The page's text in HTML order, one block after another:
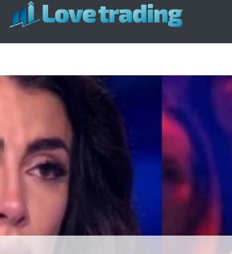
contenuto